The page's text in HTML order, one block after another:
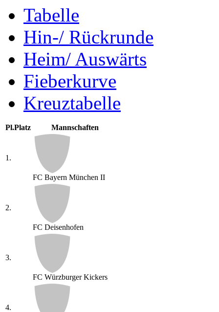
Tabelle
Hin-/ Rückrunde
Heim/ Auswärts
Fieberkurve
Kreuztabelle
Pl.Platz Mannschaften
1.
FC Bayern München II
2.
FC Deisenhofen
3.
FC Würzburger Kickers
4.